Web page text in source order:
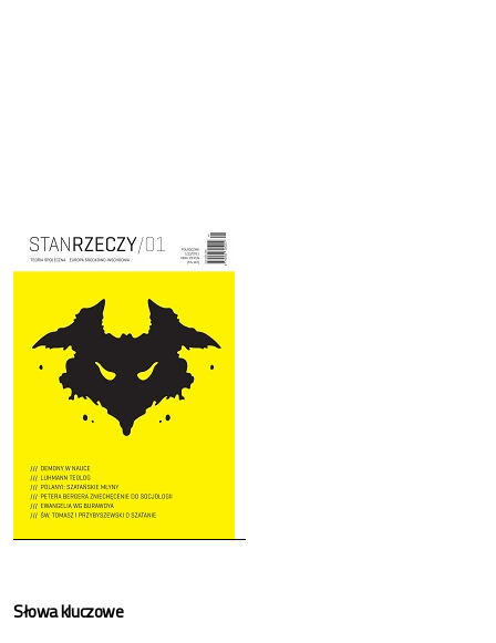
Cover image
Słowa kluczowe